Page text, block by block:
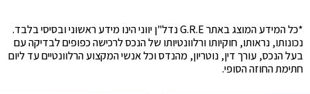
*כל המידע המוצג באתר G.R.E נדל"ן יווני הינו מידע ראשוני ובסיסי בלבד.
נכונותו, נראותו, חוקיותו ורלוונטיותו של הנכס לרכישה כפופים לבדיקה עם
בעל הנכס, עורך דין, נוטריון, מהנדס וכל אנשי המקצוע הרלוונטיים עד ליום
חתימת החוזה הסופי.